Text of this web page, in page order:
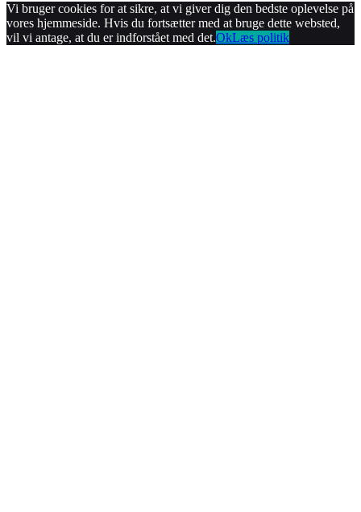
Vi bruger cookies for at sikre, at vi giver dig den bedste oplevelse på
vores hjemmeside. Hvis du fortsætter med at bruge dette websted,
vil vi antage, at du er indforstået med det.OkLæs politik